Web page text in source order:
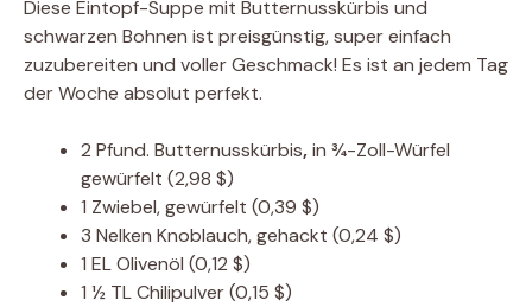
Diese Eintopf-Suppe mit Butternusskürbis und
schwarzen Bohnen ist preisgünstig, super einfach
zuzubereiten und voller Geschmack! Es ist an jedem Tag
der Woche absolut perfekt.
2 Pfund. Butternusskürbis,in ¾-Zoll-Würfel
gewürfelt (2,98 $)
1 Zwiebel, gewürfelt (0,39 $)
3 Nelken Knoblauch, gehackt (0,24 $)
1 ELOlivenöl (0,12 $)
1 ½ TLChilipulver(0,15 $)